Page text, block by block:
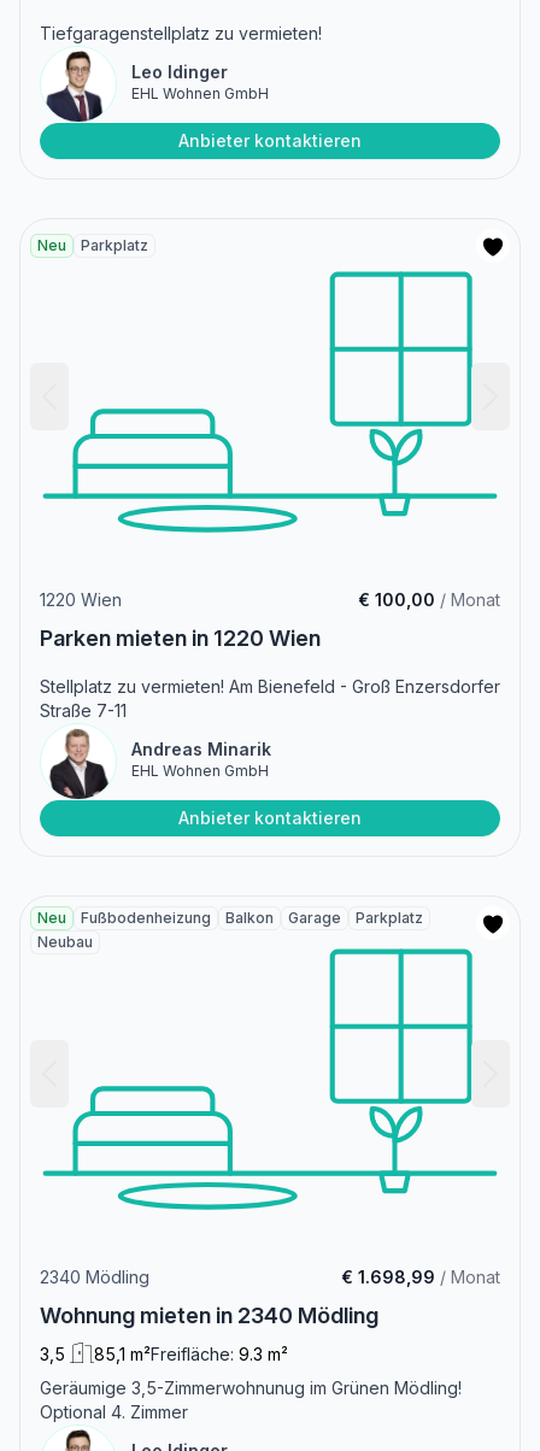
Tiefgaragenstellplatz zu vermieten!
Leo Idinger
EHL Wohnen GmbH
Anbieter kontaktieren
Neu Parkplatz
1220 Wien € 100,00 / Monat
Parken mieten in 1220 Wien
Stellplatz zu vermieten! Am Bienefeld - Groß Enzersdorfer
Straße 7-11
Andreas Minarik
EHL Wohnen GmbH
Anbieter kontaktieren
Neu Fußbodenheizung Balkon Garage
Parkplatz
Neubau
2340 Mödling € 1.698,99 / Monat
Wohnung mieten in 2340 Mödling
3,5 85,1 m²Freifläche: 9.3 m²
Geräumige 3,5-Zimmerwohnunug im Grünen Mödling!
Optional 4. Zimmer